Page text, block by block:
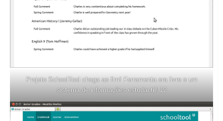
Projeto SchoolTool chega ao fim! Ferramenta era livre e um
sistema de informações estudantil! 12